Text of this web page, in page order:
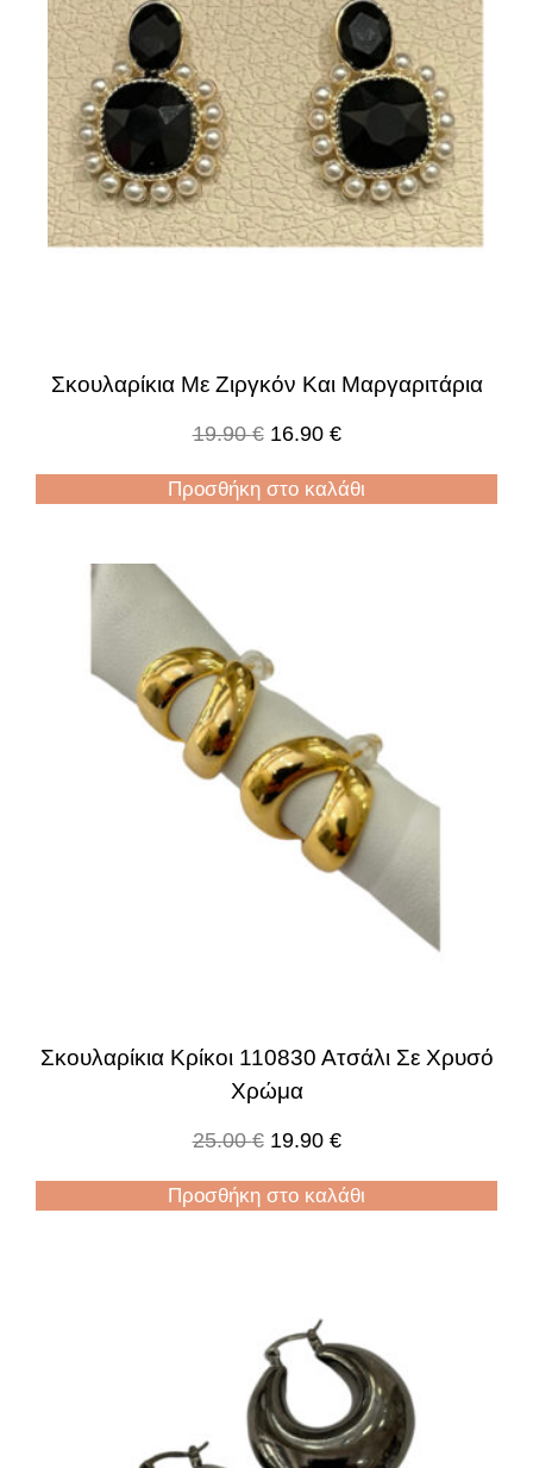
Σκουλαρίκια Με Ζιργκόν Και Μαργαριτάρια
19.90€ 16.90 €
Προσθήκη στο καλάθι
Σκουλαρίκια Κρίκοι 110830 Ατσάλι Σε Χρυσό
Χρώμα
25.00€ 19.90 €
Προσθήκη στο καλάθι